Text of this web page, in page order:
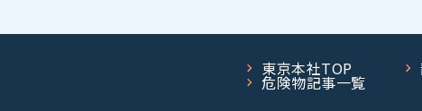
東京本社TOP
危険物記事一覧